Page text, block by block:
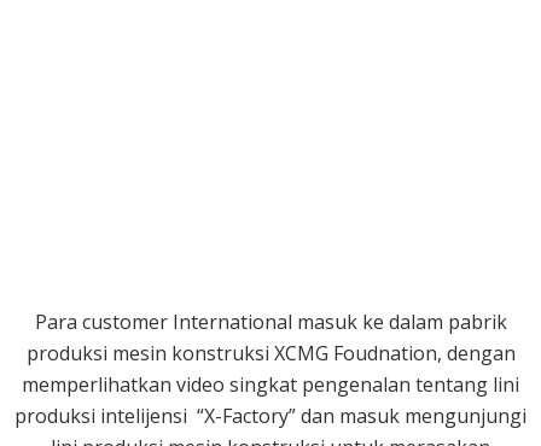
Para customer International masuk ke dalam pabrik
produksi mesin konstruksi XCMG Foudnation, dengan
memperlihatkan video singkat pengenalan tentang lini
produksi intelijensi “X-Factory” dan masuk mengunjungi